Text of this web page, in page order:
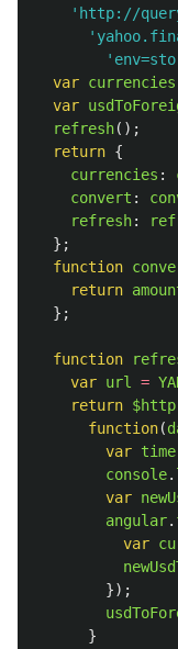
' http://
'
'
var currencies
var
refresh();
return {
currencies :
convert :
refresh:
};
function
return
};
function
var url =
return $http
function(
var time
console.
var
angular.
var
});
}